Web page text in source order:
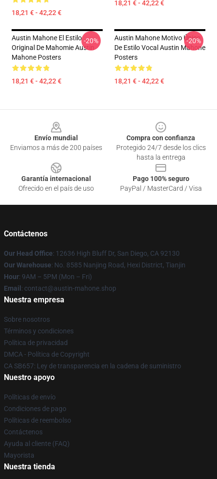
18,21 € - 42,22 €
18,21 € - 42,22 €
Austin Mahone El Estilo
Original De Mahomie Austin
Mahone Posters
18,21 € - 42,22 €
-20%
Austin Mahone Motivo Único
De Estilo Vocal Austin Mahone
Posters
18,21 € - 42,22 €
-20%
Envío mundial
Enviamos a más de 200 países
Compra con confianza
Protegido 24/7 desde los clics
hasta la entrega
Garantía internacional
Ofrecido en el país de uso
Pago 100% seguro
PayPal / MasterCard / Visa
Contáctenos
Our Head Office: 12636 High Bluff Dr, San Diego, CA 92130
Our Warehouse: No. 8585 Nanjing Road, Hexi District, Tianjin
Hour: 9AM – 5PM (Mon – Fri)
Email : contact@austin-mahone.shop
Nuestra empresa
Sobre nosotros
Términos y condiciones
Política de privacidad
DMCA - Política de Copyright
CA SB657: Ley de transparencia en la cadena de suministro
Nuestro apoyo
Políticas de envío
Condiciones de pago
Políticas de reembolso
Contáctenos
Ayuda al cliente (FAQ)
Mayorista
Nuestra tienda